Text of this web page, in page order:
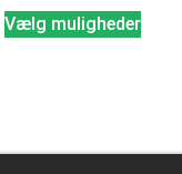
Vælg muligheder